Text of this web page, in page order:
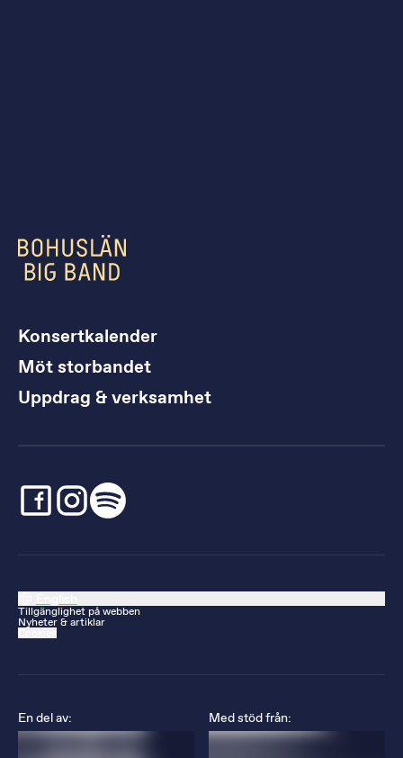
Konsertkalender
Möt storbandet
Uppdrag & verksamhet
Tillgänglighet på webben
Nyheter & artiklar
En del av: Med stöd från: